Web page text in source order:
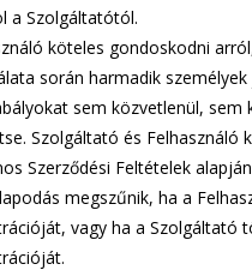
a Szolgáltatótól.
köteles gondoskodni
során harmadik
sem közvetlenül, sem
Szolgáltató és Felhasználó
Szerződési Feltételek
megszűnik, ha a
vagy ha a Szolgáltató